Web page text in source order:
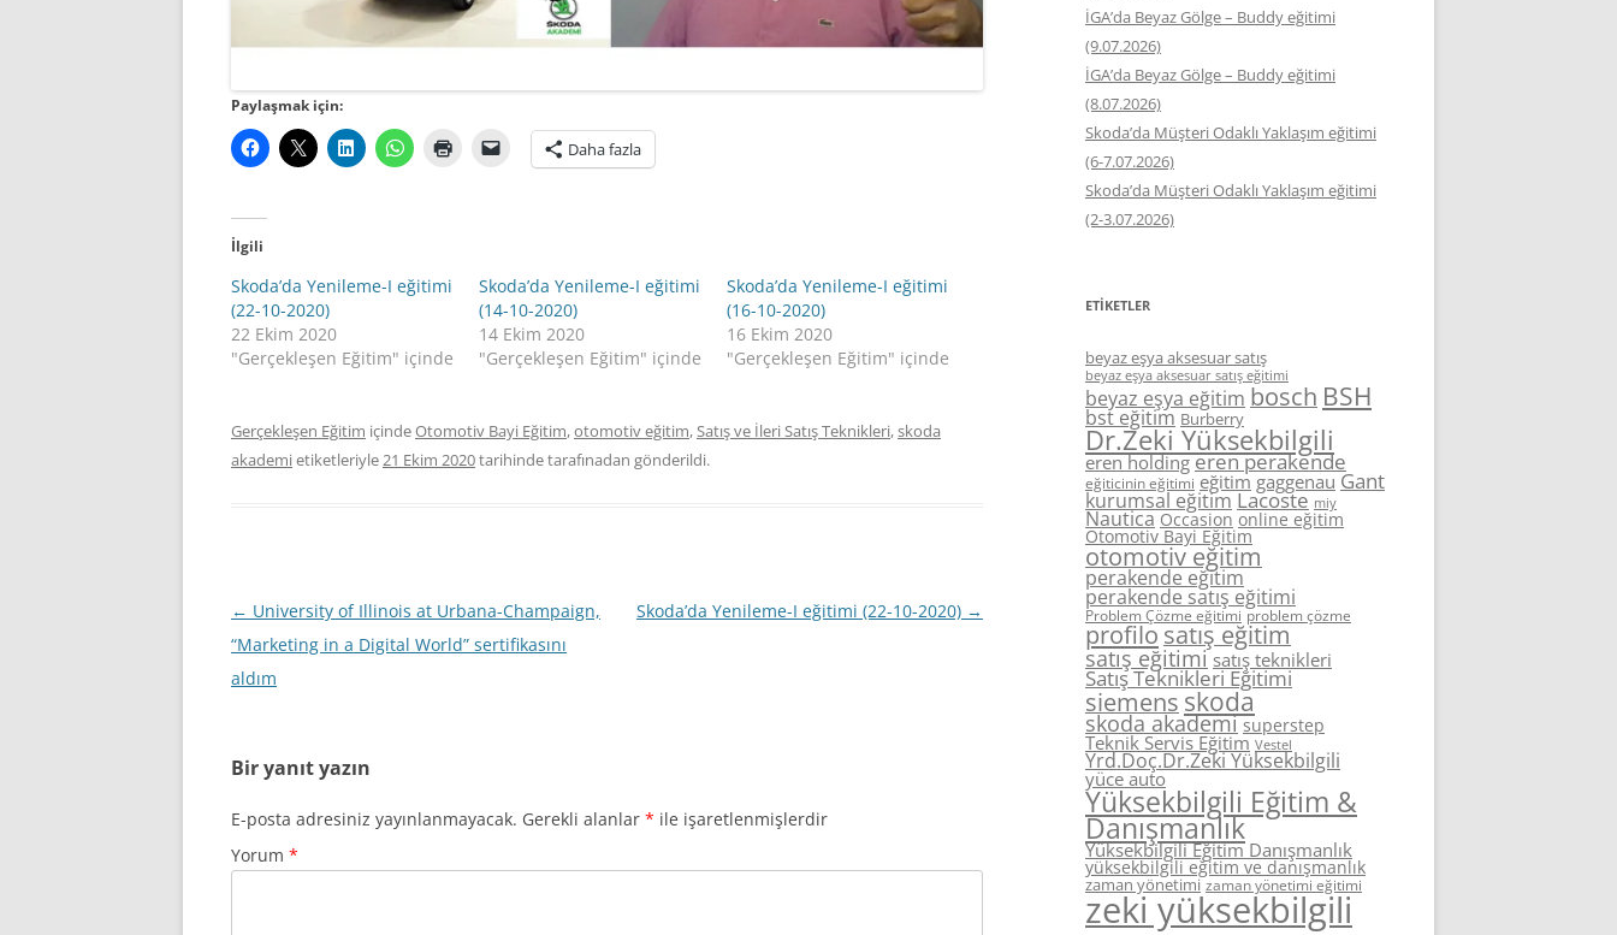
Paylaşmak için:
Daha fazla
İlgili
Skoda’da Yenileme-I eğitimi
(22-10-2020)
22 Ekim 2020
"Gerçekleşen Eğitim" içinde
Skoda’da Yenileme-I eğitimi
(14-10-2020)
14 Ekim 2020
"Gerçekleşen Eğitim" içinde
Skoda’da Yenileme-I eğitimi
(16-10-2020)
16 Ekim 2020
"Gerçekleşen Eğitim" içinde
Gerçekleşen Eğitim içindeOtomotiv Bayi Eğitim,otomotiv eğitim,Satış ve İleri Satış Teknikleri,skoda
akademietiketleriyle21 Ekim 2020tarihindetarafınadan gönderildi.
Yazı
dolaşımı
← University of Illinois at Urbana-Champaign,
“Marketing in a Digital World” sertifikasını
aldım
Skoda’da Yenileme-I eğitimi (22-10-2020) →
Bir yanıt yazın
E-posta adresiniz yayınlanmayacak. Gerekli alanlar * ile işaretlenmişlerdir
Yorum *
İGA’da Beyaz Gölge – Buddy eğitimi
(9.07.2026)
İGA’da Beyaz Gölge – Buddy eğitimi
(8.07.2026)
Skoda’da Müşteri Odaklı Yaklaşım eğitimi
(6-7.07.2026)
Skoda’da Müşteri Odaklı Yaklaşım eğitimi
(2-3.07.2026)
ETIKETLER
beyaz eşya aksesuar satış
beyaz eşya aksesuar satış eğitimi
beyaz eşya eğitim bosch BSH
bst eğitim Burberry
Dr.Zeki Yüksekbilgili
eren holding eren perakende
eğiticinin eğitimi eğitim gaggenau Gant
kurumsal eğitim Lacoste miy
Nautica Occasion online eğitim
Otomotiv Bayi Eğitim
otomotiv eğitim
perakende eğitim
perakende satış eğitimi
Problem Çözme eğitimi problem çözme
profilo satış eğitim
satış eğitimi satış teknikleri
Satış Teknikleri Eğitimi
siemens skoda
skoda akademi superstep
Teknik Servis Eğitim Vestel
Yrd.Doç.Dr.Zeki Yüksekbilgili
yüce auto
Yüksekbilgili Eğitim &
Danışmanlık
Yüksekbilgili Eğitim Danışmanlık
yüksekbilgili eğitim ve danışmanlık
zaman yönetimi zaman yönetimi eğitimi
zeki yüksekbilgili